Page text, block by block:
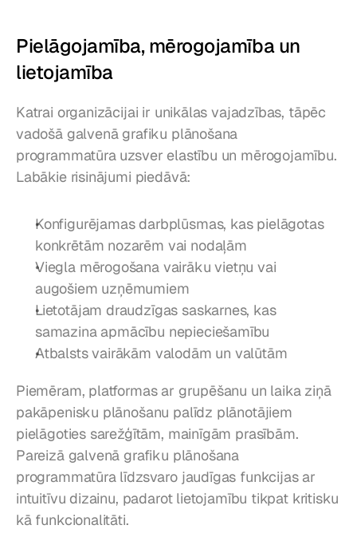
Pielāgojamība, mērogojamība un
lietojamība
Katrai organizācijai ir unikālas vajadzības, tāpēc
vadošā galvenā grafiku plānošana
programmatūra uzsver elastību un mērogojamību.
Labākie risinājumi piedāvā:
Konfigurējamas darbplūsmas, kas pielāgotas
konkrētām nozarēm vai nodaļām
Viegla mērogošana vairāku vietņu vai
augošiem uzņēmumiem
Lietotājam draudzīgas saskarnes, kas
samazina apmācību nepieciešamību
Atbalsts vairākām valodām un valūtām
Piemēram, platformas ar grupēšanu un laika ziņā
pakāpenisku plānošanu palīdz plānotājiem
pielāgoties sarežģītām, mainīgām prasībām.
Pareizā galvenā grafiku plānošana
programmatūra līdzsvaro jaudīgas funkcijas ar
intuitīvu dizainu, padarot lietojamību tikpat kritisku
kā funkcionalitāti.